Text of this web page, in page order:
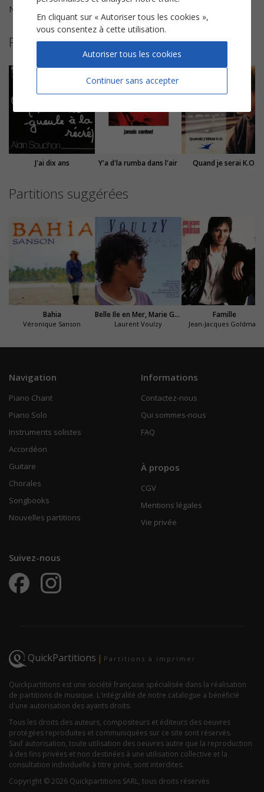
Nombre de pages
Plus de partitions de Alain Souchon
J'ai dix ans Y'a d'la rumba dans l'air Quand je serai K.O.
Partitions suggérées
Bahia
Véronique Sanson
Belle Ile en Mer, Marie Galante
Laurent Voulzy
Famille
Jean-Jacques Goldman
Navigation
Piano Chant
Piano Solo
Instruments solistes
Accordéon
Guitare
Chorales
Songbooks
Nouvelles partitions
Informations
Contactez-nous
Qui sommes-nous
FAQ
À propos
CGV
Mentions légales
Vie privée
Suivez-nous
QuickPartitions | Partitions à imprimer
Quickpartitions est une société française spécialisée dans la réalisation
de partitions de musique. L'intégralité de notre catalogue a bénéficié
d'une autorisation des ayants droits.
Tous les droits des auteurs, compositeurs et éditeurs des oeuvres
protégées reproduites et communiquées sur ce site sont réservés.
Sauf autorisation, toute utilisation des oeuvres autre que la reproduction
à des fins privées et non destinées à une utilisation collective et la
consultation individuelle à titre privé, sont interdites.
Copyright © 2026 Quickpartitions SARL, tous droits réservés
En cliquant sur « Autoriser tous les cookies »,
vous consentez à cette utilisation.
Continuer sans accepter
Autoriser tous les cookies